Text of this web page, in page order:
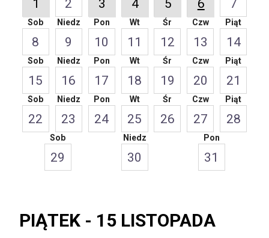
1 2 3 4 5 6 7
Sob
8
Niedz
9
Pon
10
Wt
11
Śr
12
Czw
13
Piąt
14
Sob
15
Niedz
16
Pon
17
Wt
18
Śr
19
Czw
20
Piąt
21
Sob
22
Niedz
23
Pon
24
Wt
25
Śr
26
Czw
27
Piąt
28
Sob
29
Niedz
30
Pon
31
PIĄTEK - 15 LISTOPADA